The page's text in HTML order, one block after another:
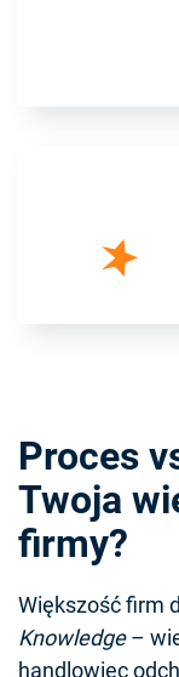
Proces
Twoja
firmy?
Większość firm
Knowledge–
handlowiec